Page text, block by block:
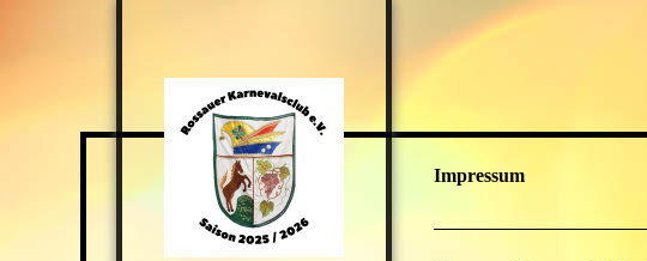
Impressum